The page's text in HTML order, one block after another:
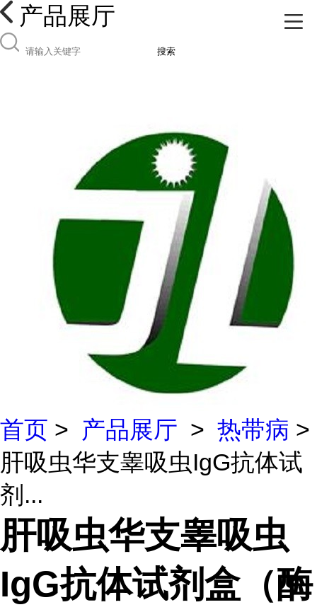
产品展厅
搜索
首页 > 产品展厅 > 热带病 >
肝吸虫华支睾吸虫IgG抗体试
剂...
肝吸虫华支睾吸虫
IgG抗体试剂盒（酶